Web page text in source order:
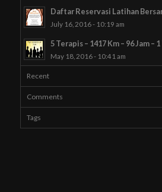
Daftar Reservasi Latihan
July 16, 2016 - 10:19 am
5 Terapis – 1417 Km – 96 Jam – 1
May 18, 2016 - 10:41 am
Recent
Comments
Tags